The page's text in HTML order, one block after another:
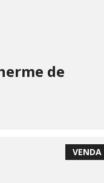
de
VENDA